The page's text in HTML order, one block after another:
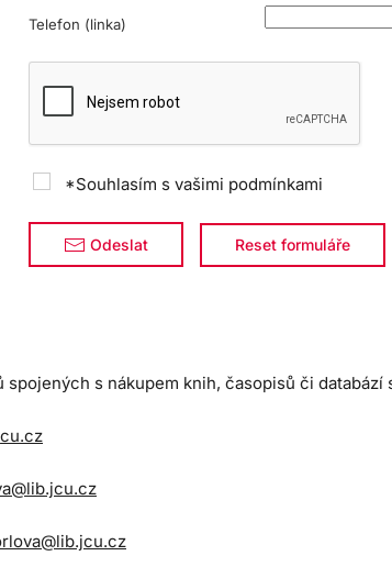
Telefon (linka)
*Souhlasím s vašimi podmínkami
Odeslat Reset formuláře
spojených s nákupem knih, časopisů či